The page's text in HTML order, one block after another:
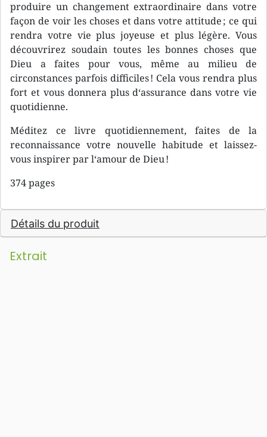
produire un changement extraordinaire dans votre
façon de voir les choses et dans votre attitude ; ce qui
rendra votre vie plus joyeuse et plus légère. Vous
découvrirez soudain toutes les bonnes choses que
Dieu a faites pour vous, même au milieu de
circonstances parfois difficiles ! Cela vous rendra plus
fort et vous donnera plus d‘assurance dans votre vie
quotidienne.
Méditez ce livre quotidiennement, faites de la
reconnaissance votre nouvelle habitude et laissez-
vous inspirer par l‘amour de Dieu !
374 pages
Détails du produit
Extrait